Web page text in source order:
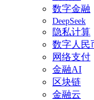
数字金融
DeepSeek
隐私计算
数字人民
网络支付
金融AI
区块链
金融云